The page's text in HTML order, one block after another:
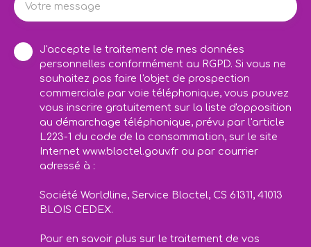
Votre message
J'accepte le traitement de mes données
personnelles conformément au RGPD. Si vous ne
souhaitez pas faire l'objet de prospection
commerciale par voie téléphonique, vous pouvez
vous inscrire gratuitement sur la liste d'opposition
au démarchage téléphonique, prévu par l'article
L223-1 du code de la consommation, sur le site
Internet www.bloctel.gouv.fr ou par courrier
adressé à :
Société Worldline, Service Bloctel, CS 61311, 41013
BLOIS CEDEX.
Pour en savoir plus sur le traitement de vos